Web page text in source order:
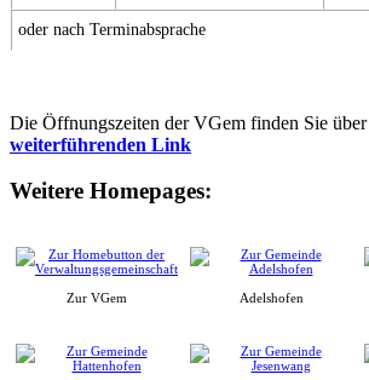
oder nach Terminabsprache
Die Öffnungszeiten der VGem finden Sie über
weiterführenden Link
Weitere Homepages:
Zur VGem Adelshofen